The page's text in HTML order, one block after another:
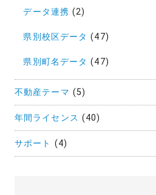
データ連携 (2)
県別校区データ (47)
県別町名データ (47)
不動産テーマ (5)
年間ライセンス (40)
サポート (4)